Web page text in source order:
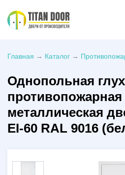
Главная → Каталог →
Однопольная
противопожарная
металлическая
EI-60 RAL 9016